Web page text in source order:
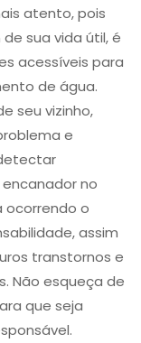
atento, pois
sua vida útil, é
acessíveis para
de água.
seu vizinho,
e
no
ocorrendo o
assim
transtornos e
Não esqueça de
que seja